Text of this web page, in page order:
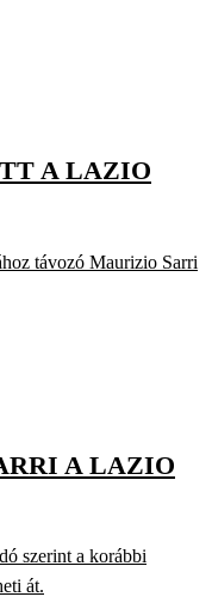
A LAZIO
távozó Maurizio Sarri
A LAZIO
szerint a korábbi
át.